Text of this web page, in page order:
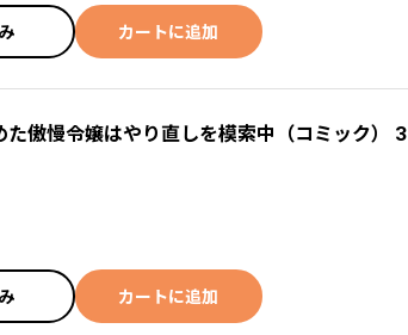
カートに追加
た傲慢令嬢はやり直しを模索中（コミック） 3
カートに追加